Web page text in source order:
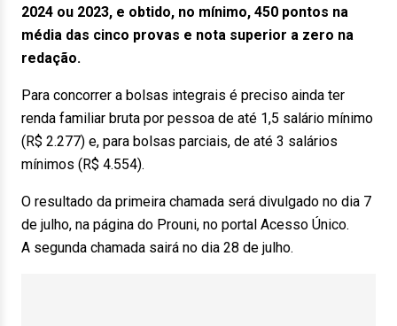
2024 ou 2023, e obtido, no mínimo, 450 pontos na
média das cinco provas e nota superior a zero na
redação.
Para concorrer a bolsas integrais é preciso ainda ter
renda familiar bruta por pessoa de até 1,5 salário mínimo
(R$ 2.277) e, para bolsas parciais, de até 3 salários
mínimos (R$ 4.554).
O resultado da primeira chamada será divulgado no dia 7
de julho, na página do Prouni, no portal Acesso Único.
A segunda chamada sairá no dia 28 de julho.